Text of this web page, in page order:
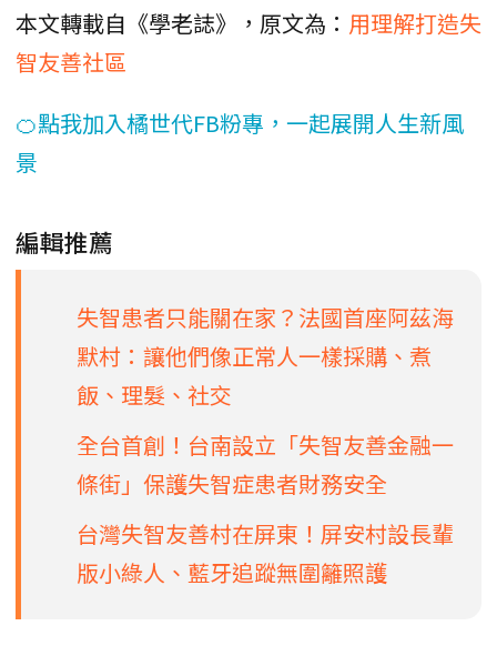
本文轉載自《學老誌》，原文為： 用理解打造失
智友善社區
🍊點我加入橘世代FB粉專，一起展開人生新風
景
編輯推薦
失智患者只能關在家？法國首座阿茲海
默村：讓他們像正常人一樣採購、煮
飯、理髮、社交
全台首創！台南設立「失智友善金融一
條街」保護失智症患者財務安全
台灣失智友善村在屏東！屏安村設長輩
版小綠人、藍牙追蹤無圍籬照護